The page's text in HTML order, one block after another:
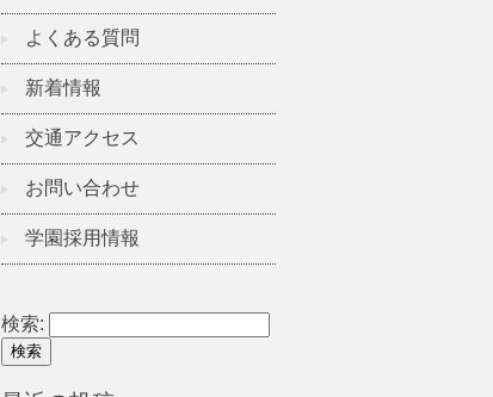
よくある質問
新着情報
交通アクセス
お問い合わせ
学園採用情報
検索: